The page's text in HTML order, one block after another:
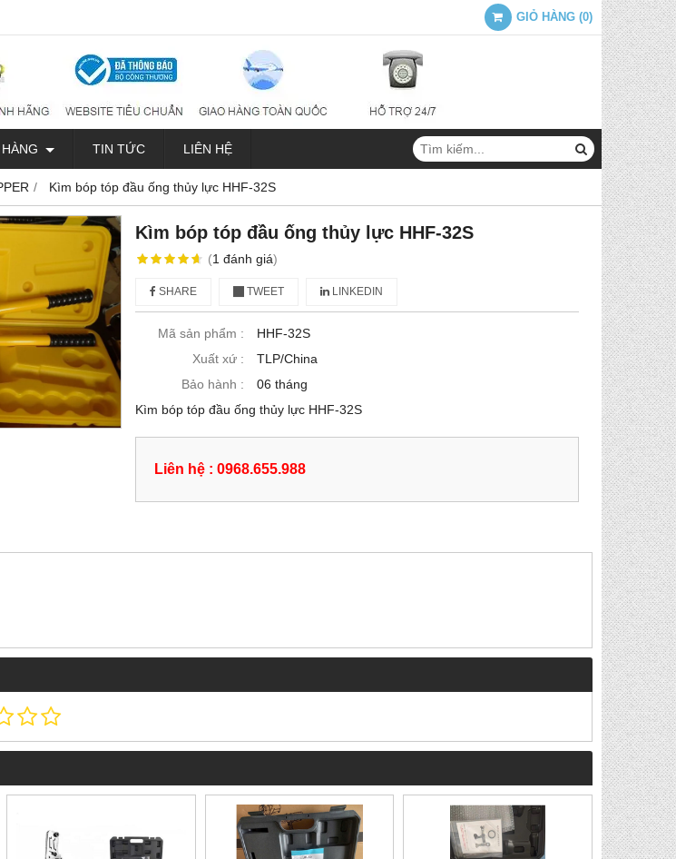
GIỎ HÀNG (0)
TIN TỨC LIÊN HỆ
Kìm bóp tóp đầu ống thủy lực HHF-32S
Kìm bóp tóp đầu ống thủy lực HHF-32S
(1 đánh giá)
SHARE TWEET LINKEDIN
Mã sản phẩm :
HHF-32S
Xuất xứ :
TLP/China
Bảo hành :
06 tháng
Kìm bóp tóp đầu ống thủy lực HHF-32S
Liên hệ : 0968.655.988